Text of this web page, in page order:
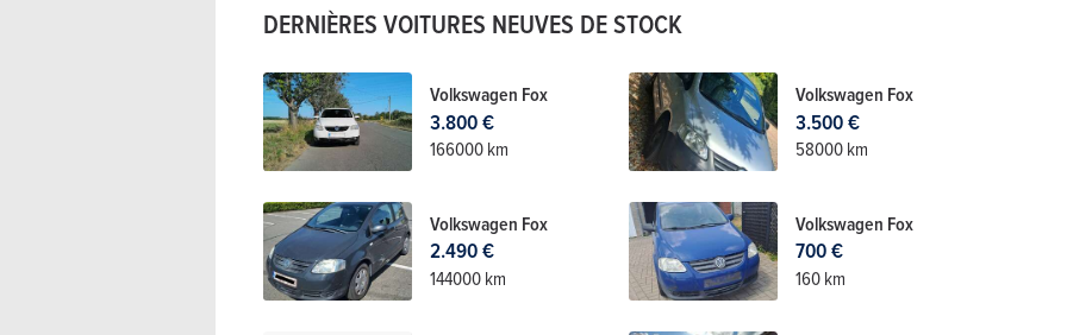
DERNIÈRES VOITURES NEUVES DE STOCK
Volkswagen Fox
3.800 €
166000 km
Volkswagen Fox
3.500 €
58000 km
Volkswagen Fox
2.490 €
144000 km
Volkswagen Fox
700 €
160 km